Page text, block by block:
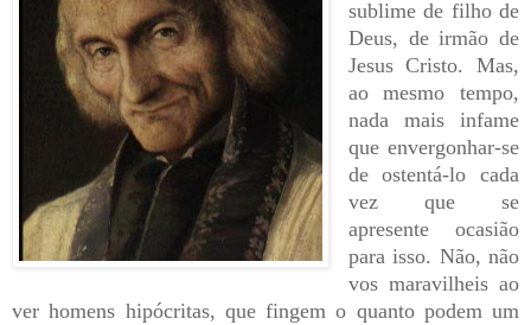
sublime de filho de
Deus, de irmão de
Jesus Cristo. Mas,
ao mesmo tempo,
nada mais infame
que envergonhar-se
de ostentá-lo cada
vez que se
apresente ocasião
para isso. Não, não
vos maravilheis ao
ver homens hipócritas, que fingem o quanto podem um